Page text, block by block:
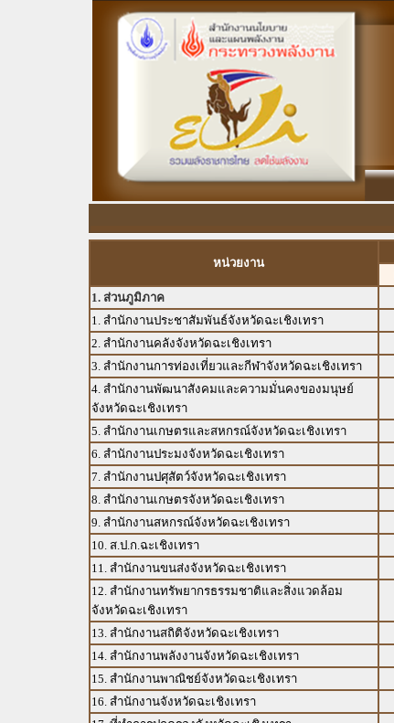
หน่วยงาน
1. ส่วนภูมิภาค
1. สำนักงานประชาสัมพันธ์จังหวัดฉะเชิงเทรา
2. สำนักงานคลังจังหวัดฉะเชิงเทรา
3. สำนักงานการท่องเที่ยวและกีฬาจังหวัดฉะเชิงเทรา
4. สำนักงานพัฒนาสังคมและความมั่นคงของมนุษย์
จังหวัดฉะเชิงเทรา
5. สำนักงานเกษตรและสหกรณ์จังหวัดฉะเชิงเทรา
6. สำนักงานประมงจังหวัดฉะเชิงเทรา
7. สำนักงานปศุสัตว์จังหวัดฉะเชิงเทรา
8. สำนักงานเกษตรจังหวัดฉะเชิงเทรา
9. สำนักงานสหกรณ์จังหวัดฉะเชิงเทรา
10. ส.ป.ก.ฉะเชิงเทรา
11. สำนักงานขนส่งจังหวัดฉะเชิงเทรา
12. สำนักงานทรัพยากรธรรมชาติและสิ่งแวดล้อม
จังหวัดฉะเชิงเทรา
13. สำนักงานสถิติจังหวัดฉะเชิงเทรา
14. สำนักงานพลังงานจังหวัดฉะเชิงเทรา
15. สำนักงานพาณิชย์จังหวัดฉะเชิงเทรา
16. สำนักงานจังหวัดฉะเชิงเทรา